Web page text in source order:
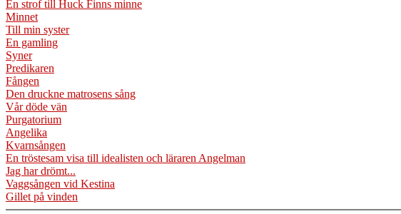
En strof till Huck Finns minne
Minnet
Till min syster
En gamling
Syner
Predikaren
Fången
Den druckne matrosens sång
Vår döde vän
Purgatorium
Angelika
Kvarnsången
En tröstesam visa till idealisten och läraren Angelman
Jag har drömt...
Vaggsången vid Kestina
Gillet på vinden